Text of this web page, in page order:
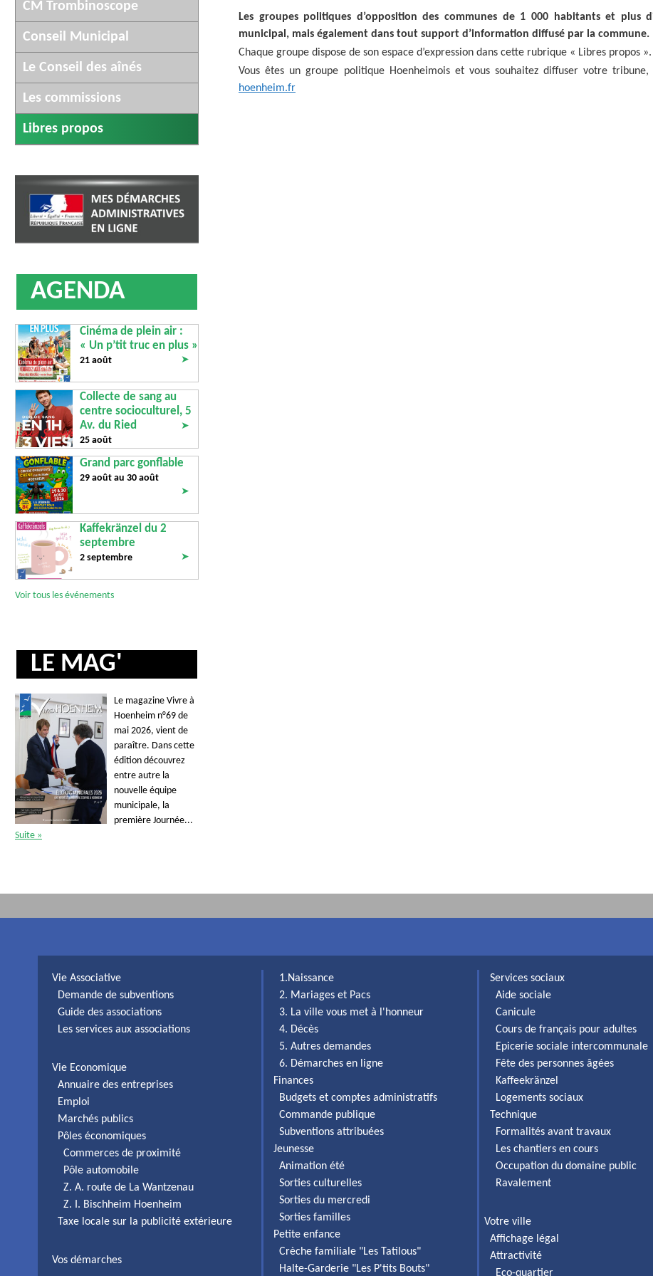
EHPAD
(ETABLISSEMENTS
D’HÉBERGEMENT
POUR PERSONNES
DÉPENDANTES)
LA PUBLICITÉ
EXTÉRIEURE
MARCHÉS PUBLICS
PERSONNES AGÉES
DÉPENDANTES)
HEBDOMADAIRES
MOYENS DE TRANSPORT
DE NOËL
JARDINS FAMILIAUX
LA PÊCHE
LES ÉQUIPEMENTS
NUMÉROS D’URGENCE
DÉCHETS
TARIFS MUNICIPAUX
VIVRE ENSEMBLE
CM Trombinoscope
Conseil Municipal
Le Conseil des aînés
Les commissions
Libres propos
AGENDA
Cinéma de plein air :
« Un p’tit truc en plus »
21 août ➤
Collecte de sang au
centre socioculturel, 5
Av. du Ried
25 août
➤
Grand parc gonflable
29 août au 30 août
➤
Kaffekränzel du 2
septembre
2 septembre ➤
Voir tous les événements
LE MAG'
Le magazine Vivre à
Hoenheim n°69 de
mai 2026, vient de
paraître. Dans cette
édition découvrez
entre autre la
nouvelle équipe
municipale, la
première Journée...
Suite »
Les groupes politiques d’opposition des communes de 1 000 habitants et plus
municipal, mais également dans tout support d’information diffusé par la commune.
Chaque groupe dispose de son espace d’expression dans cette rubrique « Libres propos ».
Vous êtes un groupe politique Hoenheimois et vous souhaitez diffuser votre tribune,
hoenheim.fr
Vie Associative
Demande de subventions
Guide des associations
Les services aux associations
Vie Economique
Annuaire des entreprises
Emploi
Marchés publics
Pôles économiques
Commerces de proximité
Pôle automobile
Z. A. route de La Wantzenau
Z. I. Bischheim Hoenheim
Taxe locale sur la publicité extérieure
Vos démarches
1.Naissance
2. Mariages et Pacs
3. La ville vous met à l'honneur
4. Décès
5. Autres demandes
6. Démarches en ligne
Finances
Budgets et comptes administratifs
Commande publique
Subventions attribuées
Jeunesse
Animation été
Sorties culturelles
Sorties du mercredi
Sorties familles
Petite enfance
Crèche familiale "Les Tatilous"
Halte-Garderie "Les P'tits Bouts"
Services sociaux
Aide sociale
Canicule
Cours de français pour adultes
Epicerie sociale intercommunale
Fête des personnes âgées
Kaffeekränzel
Logements sociaux
Technique
Formalités avant travaux
Les chantiers en cours
Occupation du domaine public
Ravalement
Votre ville
Affichage légal
Attractivité
Eco-quartier